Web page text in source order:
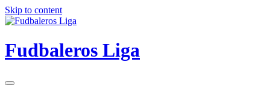
Skip to content
Fudbaleros Liga